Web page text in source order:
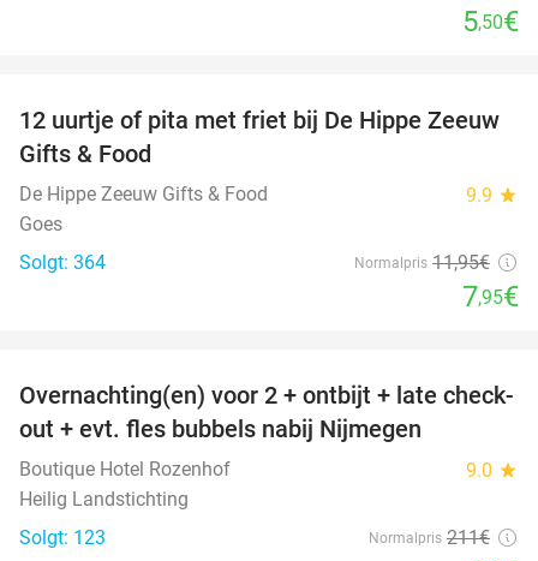
5,50€
33%
12 uurtje of pita met friet bij De Hippe Zeeuw
Gifts & Food
De Hippe Zeeuw Gifts & Food 9.9 star
Goes
Solgt: 364
Normalpris 11,95€
7,95€
53%
Overnachting(en) voor 2 + ontbijt + late check-
out + evt. fles bubbels nabij Nijmegen
Boutique Hotel Rozenhof 9.0 star
Heilig Landstichting
Solgt: 123
Normalpris 211€